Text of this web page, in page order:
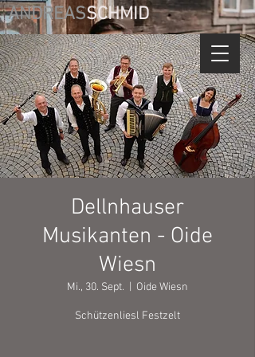
ANDREASSCHMID
Dellnhauser
Musikanten - Oide
Wiesn
Mi., 30. Sept. Oide Wiesn
Schützenliesl Festzelt